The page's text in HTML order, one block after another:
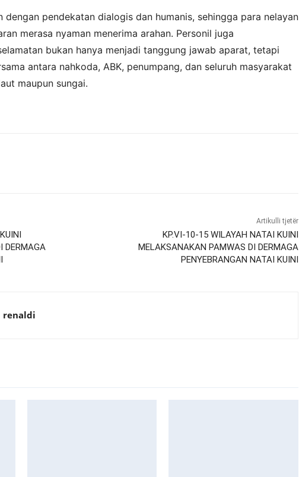
dengan pendekatan dialogis dan humanis, sehingga para nelayan
merasa nyaman menerima arahan. Personil juga
bukan hanya menjadi tanggung jawab aparat, tetapi
antara nahkoda, ABK, penumpang, dan seluruh masyarakat
maupun sungai.
DERMAGA
Artikulli tjetër
KP.VI-10-15 WILAYAH NATAI KUINI
MELAKSANAKAN PAMWAS DI DERMAGA
PENYEBRANGAN NATAI KUINI
renaldi